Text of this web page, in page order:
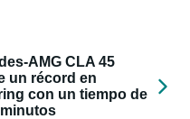
AMG CLA 45
un récord en
con un tiempo de